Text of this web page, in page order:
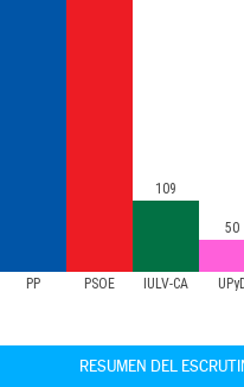
PP PSOE IULV-CA
109
50
RESUMEN DEL